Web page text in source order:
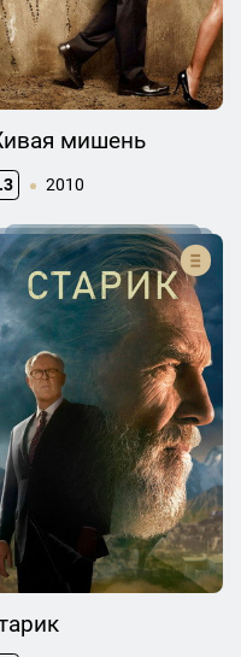
мишень
2010